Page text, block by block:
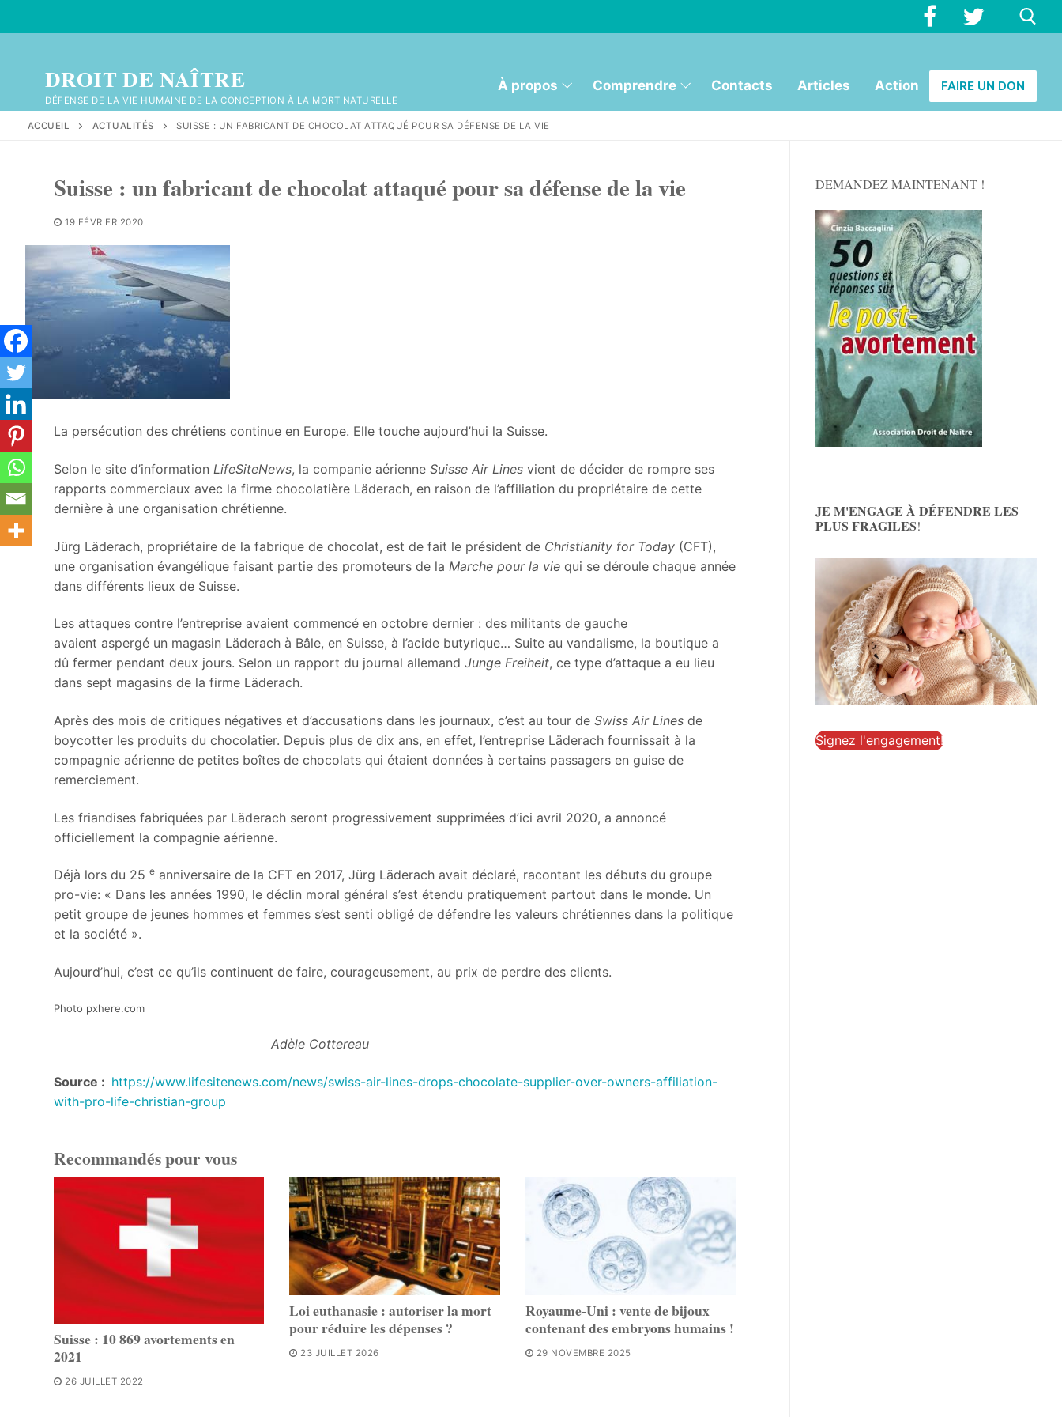
Rechercher :
DROIT DE NAÎTRE
DÉFENSE DE LA VIE HUMAINE DE LA CONCEPTION À LA MORT NATURELLE
À propos Comprendre Contacts Articles Action FAIRE UN DON
ACCUEIL ACTUALITÉS SUISSE : UN FABRICANT DE CHOCOLAT ATTAQUÉ POUR SA DÉFENSE DE LA VIE
Suisse : un fabricant de chocolat attaqué pour sa défense de la vie
19 FÉVRIER 2020
La persécution des chrétiens continue en Europe. Elle touche aujourd’hui la Suisse.
Selon le site d’information LifeSiteNews, la companie aérienne Suisse Air Lines vient de décider de rompre ses
rapports commerciaux avec la firme chocolatière Läderach, en raison de l’affiliation du propriétaire de cette
dernière à une organisation chrétienne.
Jürg Läderach, propriétaire de la fabrique de chocolat, est de fait le président de Christianity for Today (CFT),
une organisation évangélique faisant partie des promoteurs de la Marche pour la vie qui se déroule chaque année
dans différents lieux de Suisse.
Les attaques contre l’entreprise avaient commencé en octobre dernier : des militants de gauche
avaient aspergé un magasin Läderach à Bâle, en Suisse, à l’acide butyrique… Suite au vandalisme, la boutique a
dû fermer pendant deux jours. Selon un rapport du journal allemand Junge Freiheit, ce type d’attaque a eu lieu
dans sept magasins de la firme Läderach.
Après des mois de critiques négatives et d’accusations dans les journaux, c’est au tour de Swiss Air Lines de
boycotter les produits du chocolatier. Depuis plus de dix ans, en effet, l’entreprise Läderach fournissait à la
compagnie aérienne de petites boîtes de chocolats qui étaient données à certains passagers en guise de
remerciement.
Les friandises fabriquées par Läderach seront progressivement supprimées d’ici avril 2020, a annoncé
officiellement la compagnie aérienne.
Déjà lors du 25 e anniversaire de la CFT en 2017, Jürg Läderach avait déclaré, racontant les débuts du groupe
pro-vie: « Dans les années 1990, le déclin moral général s’est étendu pratiquement partout dans le monde. Un
petit groupe de jeunes hommes et femmes s’est senti obligé de défendre les valeurs chrétiennes dans la politique
et la société ».
Aujourd’hui, c’est ce qu’ils continuent de faire, courageusement, au prix de perdre des clients.
Photo pxhere.com
Adèle Cottereau
Source : https://www.lifesitenews.com/news/swiss-air-lines-drops-chocolate-supplier-over-owners-affiliation-
with-pro-life-christian-group
Recommandés pour vous
Suisse : 10 869 avortements en
2021
26 JUILLET 2022
Loi euthanasie : autoriser la mort
pour réduire les dépenses ?
23 JUILLET 2026
Royaume-Uni : vente de bijoux
contenant des embryons humains !
29 NOVEMBRE 2025
DEMANDEZ MAINTENANT !
JE M'ENGAGE À DÉFENDRE LES
PLUS FRAGILES!
Signez l'engagement!